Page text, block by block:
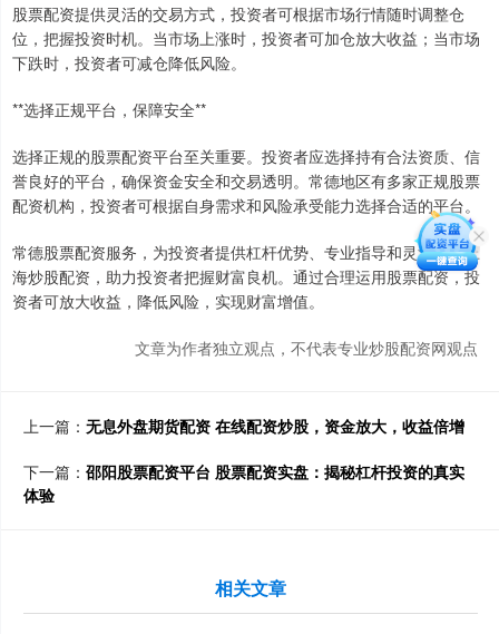
股票配资提供灵活的交易方式，投资者可根据市场行情随时调整仓
位，把握投资时机。当市场上涨时，投资者可加仓放大收益；当市场
下跌时，投资者可减仓降低风险。
**选择正规平台，保障安全**
选择正规的股票配资平台至关重要。投资者应选择持有合法资质、信
誉良好的平台，确保资金安全和交易透明。常德地区有多家正规股票
配资机构，投资者可根据自身需求和风险承受能力选择合适的平台。
常德股票配资服务，为投资者提供杠杆优势、专业指导和灵活操作上
海炒股配资，助力投资者把握财富良机。通过合理运用股票配资，投
资者可放大收益，降低风险，实现财富增值。
文章为作者独立观点，不代表专业炒股配资网观点
上一篇： 无息外盘期货配资 在线配资炒股，资金放大，收益倍增
下一篇： 邵阳股票配资平台 股票配资实盘：揭秘杠杆投资的真实
体验
相关文章